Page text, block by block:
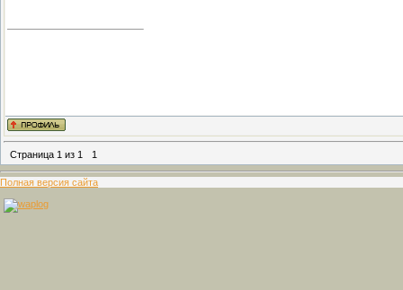
Страница 1 из 1 1
Полная версия сайта